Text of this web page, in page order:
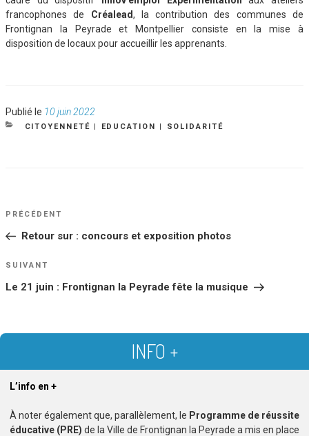
francophones de Créalead, la contribution des communes de
Frontignan la Peyrade et Montpellier consiste en la mise à
disposition de locaux pour accueillir les apprenants.
Publié le Publié
le
10 juin 2022
CATÉGORIES
CITOYENNETÉ EDUCATION SOLIDARITÉ
NAVIGATION
DE
Article
PRÉCÉDENT
Retour sur : concours et exposition photos
Article
SUIVANT
Le 21 juin : Frontignan la Peyrade fête la musique
INFO +
L’info en +
À noter également que, parallèlement, le Programme de réussite
éducative (PRE) de la Ville de Frontignan la Peyrade a mis en place